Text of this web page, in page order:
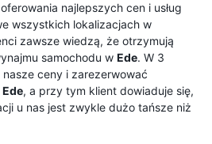
najlepszych cen i usług
wszystkich lokalizacjach w
zawsze wiedzą, że otrzymują
samochodu w Ede. W 3
ceny i zarezerwować
Ede, a przy tym klient dowiaduje się,
u nas jest zwykle dużo tańsze niż